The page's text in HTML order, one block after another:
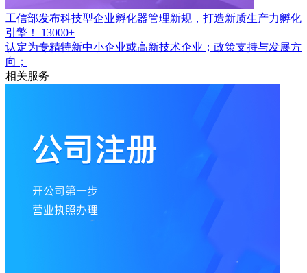
工信部发布科技型企业孵化器管理新规，打造新质生产力孵化
引擎！
13000+
认定为专精特新中小企业或高新技术企业；政策支持与发展方
向；
相关服务